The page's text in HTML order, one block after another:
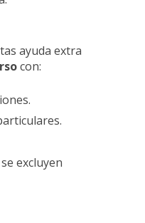
ayuda extra
con:
excluyen